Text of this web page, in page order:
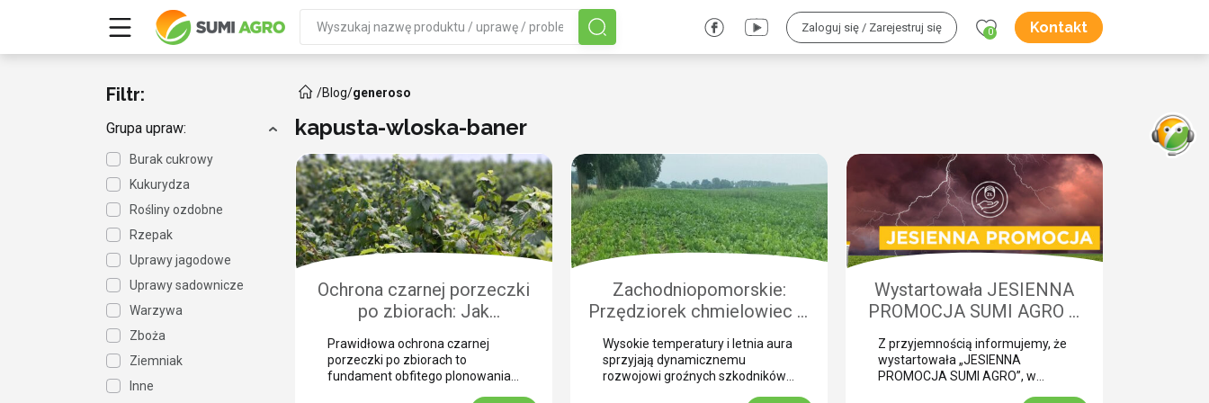
Zaloguj się / Zarejestruj się 0 Kontakt
Filtr:
Grupa upraw:
Burak cukrowy
Kukurydza
Rośliny ozdobne
Rzepak
Uprawy jagodowe
Uprawy sadownicze
Warzywa
Zboża
Ziemniak
Inne
/Blog/generoso
kapusta-wloska-baner
Ochrona czarnej porzeczki
po zbiorach: Jak
zabezpieczyć plantację
przed chorobami i
szkodnikami?
Prawidłowa ochrona czarnej
porzeczki po zbiorach to
fundament obfitego plonowania
Zachodniopomorskie:
Przędziorek chmielowiec w
burakach. Jak nie pomylić go
z suszą i skutecznie
zwalczyć? (WIDEO)
Wysokie temperatury i letnia aura
sprzyjają dynamicznemu
rozwojowi groźnych szkodników
Wystartowała JESIENNA
PROMOCJA SUMI AGRO –
zyskaj natychmiastowe
rabaty!
Z przyjemnością informujemy, że
wystartowała „JESIENNA
PROMOCJA SUMI AGRO”, w